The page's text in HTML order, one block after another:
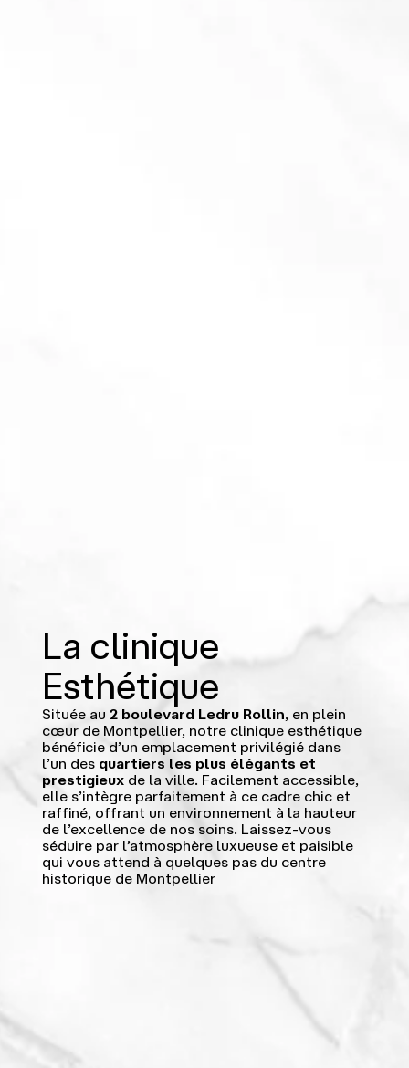
La clinique
Esthétique
Située au 2 boulevard Ledru Rollin, en plein
cœur de Montpellier, notre clinique esthétique
bénéficie d’un emplacement privilégié dans
l’un des quartiers les plus élégants et
prestigieux de la ville. Facilement accessible,
elle s’intègre parfaitement à ce cadre chic et
raffiné, offrant un environnement à la hauteur
de l’excellence de nos soins. Laissez-vous
séduire par l’atmosphère luxueuse et paisible
qui vous attend à quelques pas du centre
historique de Montpellier